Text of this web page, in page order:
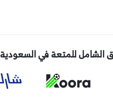
الشامل للمتعة في السعودية